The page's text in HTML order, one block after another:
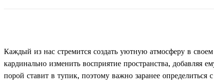
Каждый из нас стремится создать уютную атмосферу в
кардинально изменить восприятие пространства, добавляя
порой ставит в тупик, поэтому важно заранее